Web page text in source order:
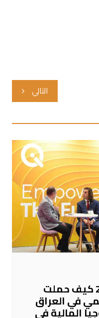
التالي
موني 20/20 أوروبا 2026 كيف حملت
في العراق
المالية في